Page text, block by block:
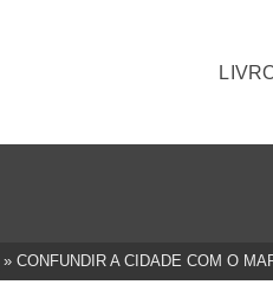
» CONFUNDIR A CIDADE COM O